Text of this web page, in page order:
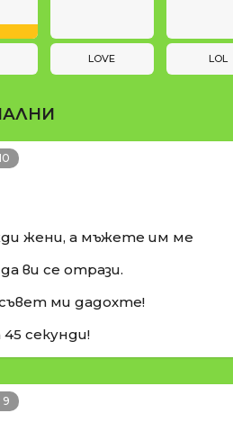
LOVE LOL
жени, а мъжете им ме
ви се отрази.
ми дадохте!
секунди!
9